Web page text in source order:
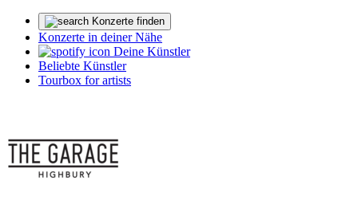
Konzerte finden
Konzerte in deiner Nähe
Deine Künstler
Beliebte Künstler
Tourbox for artists